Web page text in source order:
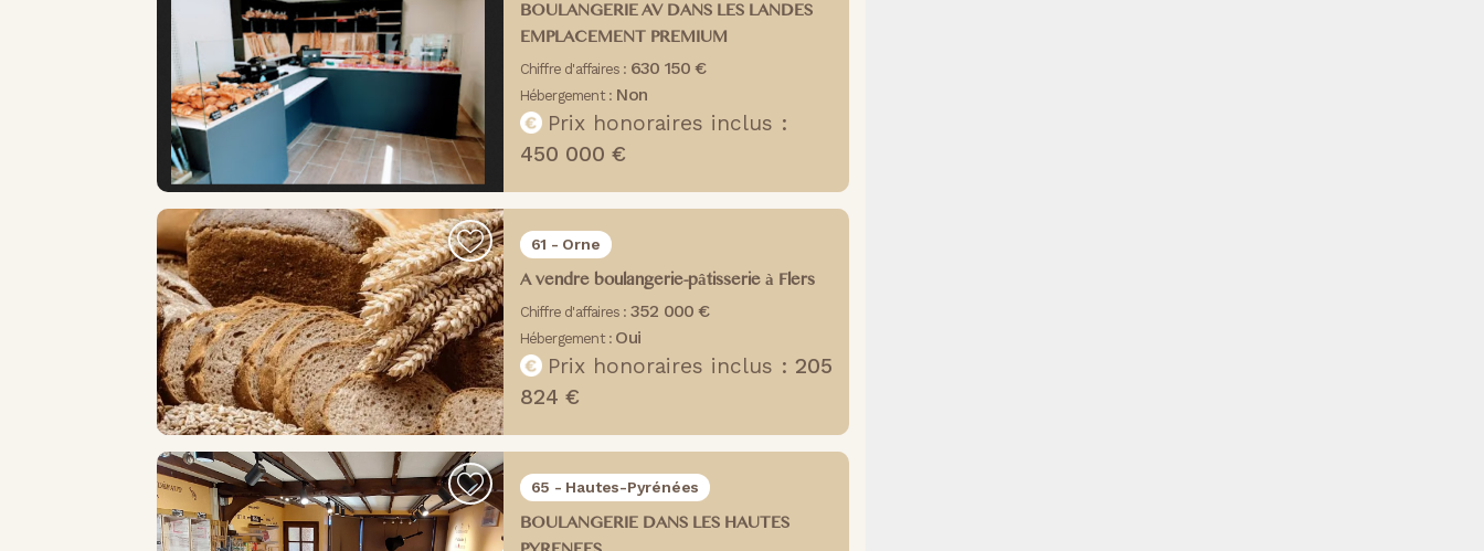
BOULANGERIE AV DANS LES LANDES
EMPLACEMENT PREMIUM
Chiffre d'affaires : 630 150 €
Hébergement : Non
Prix honoraires inclus :
450 000 €
61 - Orne
A vendre boulangerie-pâtisserie à Flers
Chiffre d'affaires : 352 000 €
Hébergement : Oui
Prix honoraires inclus : 205
824 €
65 - Hautes-Pyrénées
BOULANGERIE DANS LES HAUTES